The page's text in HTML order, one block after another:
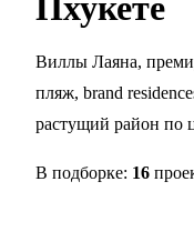
Виллы Лаяна,
пляж, brand
растущий район по
В подборке: 16